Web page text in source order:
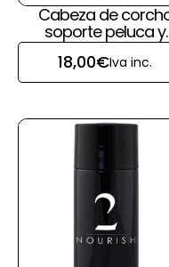
Cabeza de
soporte peluca y
prótesis capilar
18,00€Iva inc.